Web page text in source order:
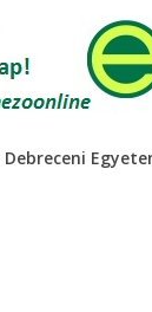
Debreceni